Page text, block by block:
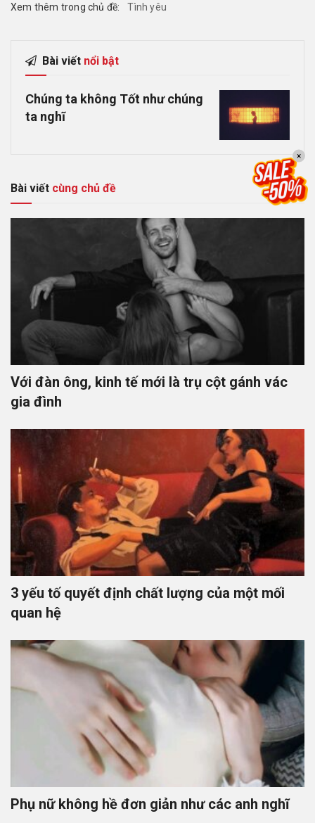
Xem thêm trong chủ đề: Tình yêu
Bài viết nổi bật
Chúng ta không Tốt như chúng
ta nghĩ
Bài viết cùng chủ đề
Với đàn ông, kinh tế mới là trụ cột gánh vác
gia đình
3 yếu tố quyết định chất lượng của một mối
quan hệ
Phụ nữ không hề đơn giản như các anh nghĩ
×